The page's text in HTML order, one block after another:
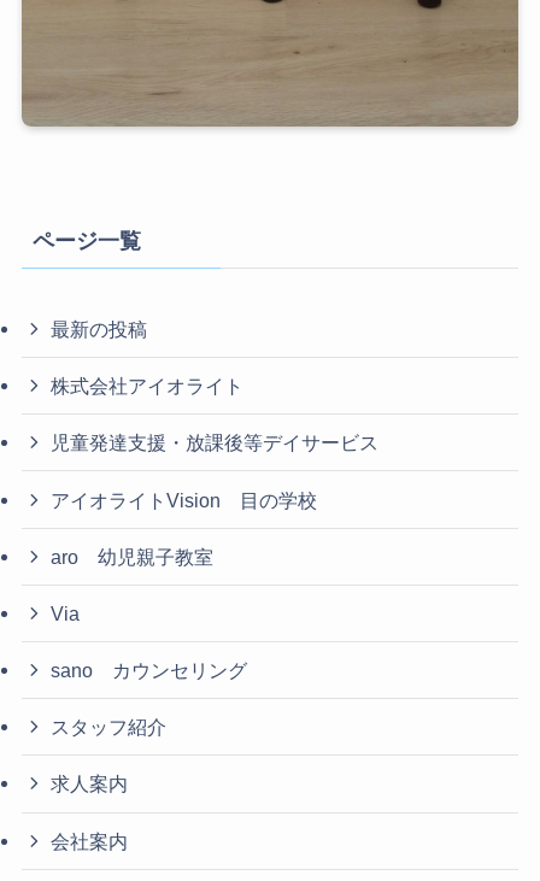
ページ一覧
最新の投稿
株式会社アイオライト
児童発達支援・放課後等デイサービス
アイオライトVision 目の学校
aro 幼児親子教室
Via
sano カウンセリング
スタッフ紹介
求人案内
会社案内